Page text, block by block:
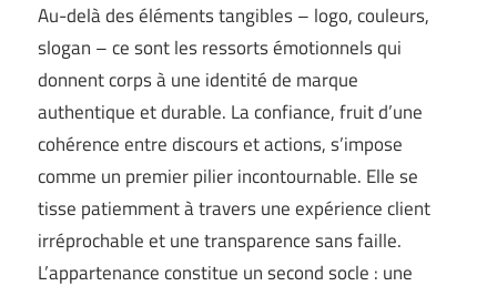
Au-delà des éléments tangibles – logo, couleurs,
slogan – ce sont les ressorts émotionnels qui
donnent corps à une identité de marque
authentique et durable. La confiance, fruit d’une
cohérence entre discours et actions, s’impose
comme un premier pilier incontournable. Elle se
tisse patiemment à travers une expérience client
irréprochable et une transparence sans faille.
L’appartenance constitue un second socle : une